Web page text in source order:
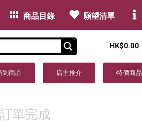
商品目錄 願望清單
HK$0.00
到商品 店主推介 特價商品
訂單完成